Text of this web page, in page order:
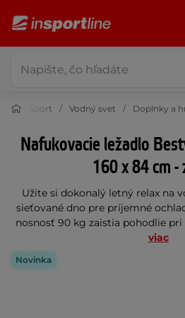
Šport Vodný svet Doplnky a
Nafukovacie ležadlo
160 x 84 cm -
Užite si dokonalý letný relax na
sieťované dno pre príjemné
nosnosť 90 kg zaistia pohodlie pri
viac
Novinka